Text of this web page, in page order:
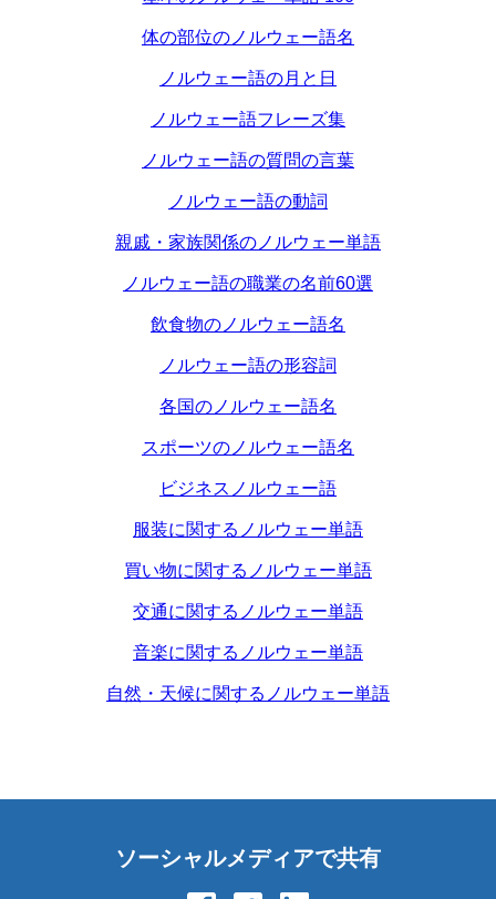
体の部位のノルウェー語名
ノルウェー語の月と日
ノルウェー語フレーズ集
ノルウェー語の質問の言葉
ノルウェー語の動詞
親戚・家族関係のノルウェー単語
ノルウェー語の職業の名前60選
飲食物のノルウェー語名
ノルウェー語の形容詞
各国のノルウェー語名
スポーツのノルウェー語名
ビジネスノルウェー語
服装に関するノルウェー単語
買い物に関するノルウェー単語
交通に関するノルウェー単語
音楽に関するノルウェー単語
自然・天候に関するノルウェー単語
ソーシャルメディアで共有